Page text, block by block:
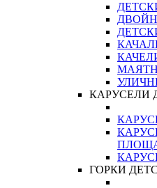
КАРУСЕЛИ
ГОРКИ